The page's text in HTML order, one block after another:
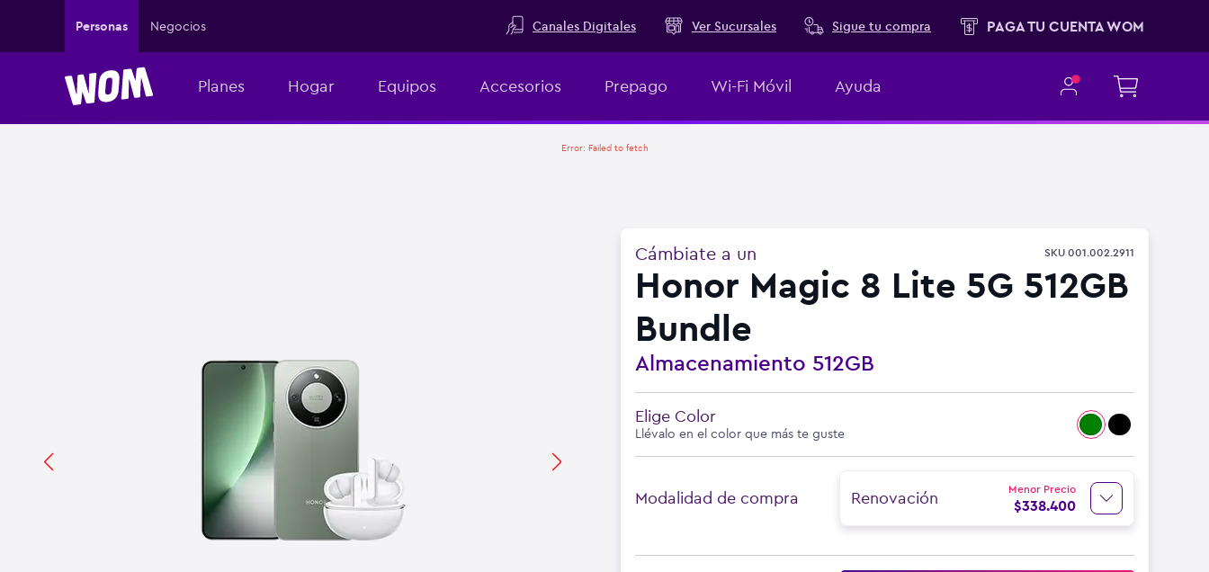
Personas Negocios Canales Digitales Ver Sucursales Sigue tu compra PAGA TU CUENTA WOM
Planes Hogar Equipos Accesorios Prepago Wi-Fi Móvil Ayuda
Error: Failed to fetch
Cámbiate a un SKU 001.002.2911
Honor Magic 8 Lite 5G 512GB
Bundle
Almacenamiento 512GB
Elige Color
Llévalo en el color que más te guste
Modalidad de compra Renovación Menor Precio
$338.400